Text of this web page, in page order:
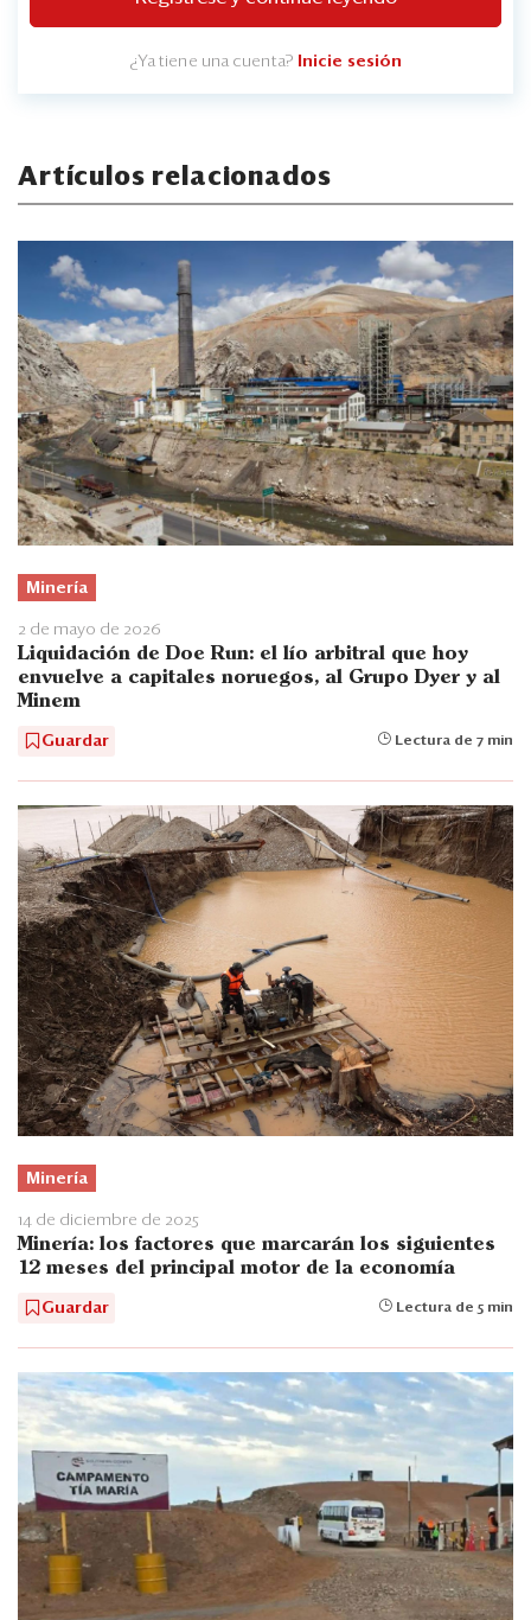
¿Ya tiene una cuenta? Inicie sesión
Artículos relacionados
Minería
2 de mayo de 2026
Liquidación de Doe Run: el lío arbitral que hoy
envuelve a capitales noruegos, al Grupo Dyer y al
Minem
Guardar Lectura de 7 min
Minería
14 de diciembre de 2025
Minería: los factores que marcarán los siguientes
12 meses del principal motor de la economía
Guardar Lectura de 5 min